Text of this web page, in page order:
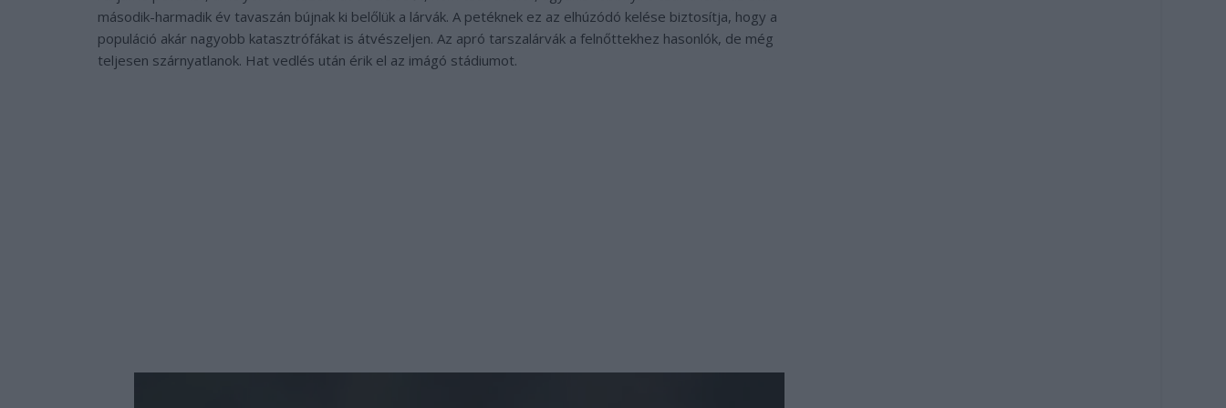
második-harmadik év tavaszán bújnak ki belőlük a lárvák. A petéknek ez az elhúzódó kelése biztosítja, hogy a
populáció akár nagyobb katasztrófákat is átvészeljen. Az apró tarszalárvák a felnőttekhez hasonlók, de még
teljesen szárnyatlanok. Hat vedlés után érik el az imágó stádiumot.